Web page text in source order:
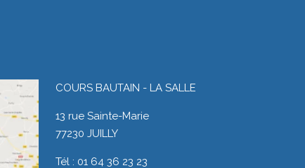
COURS BAUTAIN - LA SALLE
13 rue Sainte-Marie
77230 JUILLY
Tél : 01 64 36 23 23